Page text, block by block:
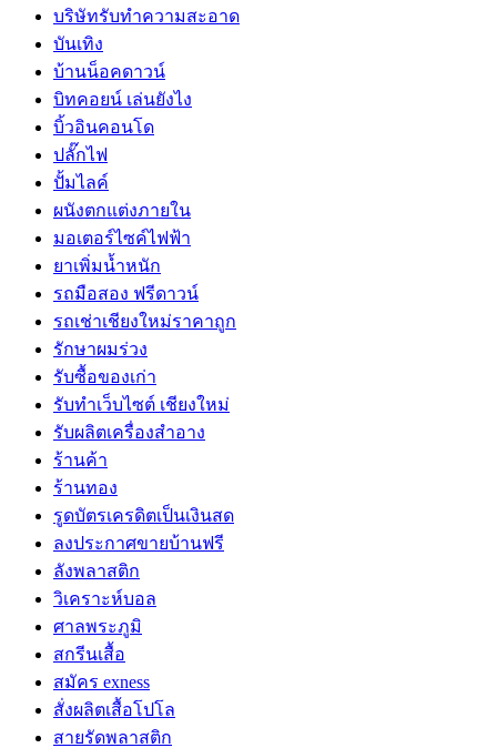
บริษัทรับทำความสะอาด
บันเทิง
บ้านน็อคดาวน์
บิทคอยน์ เล่นยังไง
บิ้วอินคอนโด
ปลั๊กไฟ
ปั้มไลค์
ผนังตกแต่งภายใน
มอเตอร์ไซค์ไฟฟ้า
ยาเพิ่มน้ำหนัก
รถมือสอง ฟรีดาวน์
รถเช่าเชียงใหม่ราคาถูก
รักษาผมร่วง
รับซื้อของเก่า
รับทำเว็บไซต์ เชียงใหม่
รับผลิตเครื่องสำอาง
ร้านค้า
ร้านทอง
รูดบัตรเครดิตเป็นเงินสด
ลงประกาศขายบ้านฟรี
ลังพลาสติก
วิเคราะห์บอล
ศาลพระภูมิ
สกรีนเสื้อ
สมัคร exness
สั่งผลิตเสื้อโปโล
สายรัดพลาสติก